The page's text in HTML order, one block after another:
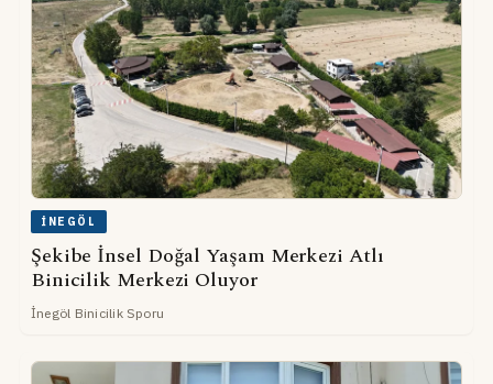
İNEGÖL
Şekibe İnsel Doğal Yaşam Merkezi Atlı
Binicilik Merkezi Oluyor
İnegöl Binicilik Sporu